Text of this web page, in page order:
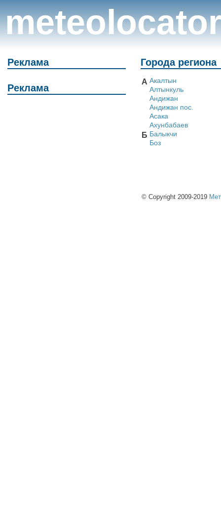
meteolocator
Реклама
Реклама
Города региона
А Акалтын
Алтынкуль
Андижан
Андижан пос.
Асака
Ахунбабаев
Б Балыкчи
Боз
© Copyright 2009-2019